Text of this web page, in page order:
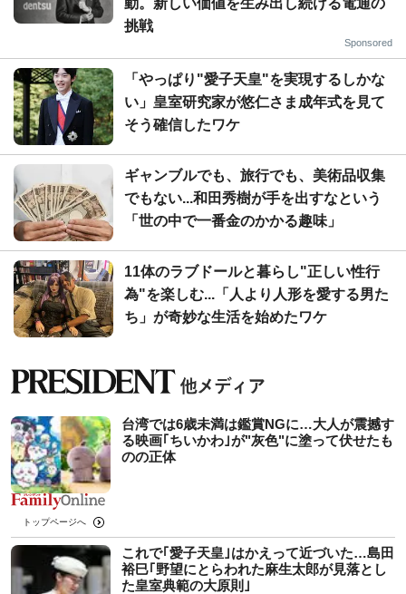
動。新しい価値を生み出し続ける電通の
挑戦
Sponsored
「やっぱり"愛子天皇"を実現するしかな
い」皇室研究家が悠仁さま成年式を見て
そう確信したワケ
ギャンブルでも、旅行でも、美術品収集
でもない...和田秀樹が手を出すなという
「世の中で一番金のかかる趣味」
11体のラブドールと暮らし"正しい性行
為"を楽しむ...「人より人形を愛する男た
ち」が奇妙な生活を始めたワケ
台湾では6歳未満は鑑賞NGに…大人が震撼す
る映画｢ちいかわ｣が"灰色"に塗って伏せたも
のの正体
トップページへ
これで｢愛子天皇｣はかえって近づいた…島田
裕巳｢野望にとらわれた麻生太郎が見落とし
た皇室典範の大原則｣